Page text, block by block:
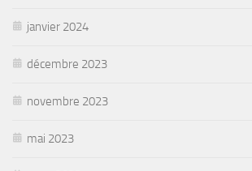
janvier 2024
décembre 2023
novembre 2023
mai 2023